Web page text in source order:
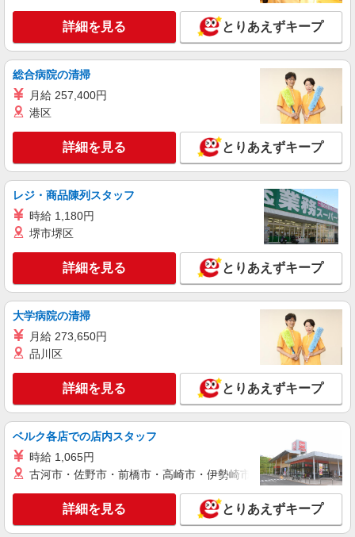
間市、飯能市、富士見市、和光市、嵐山町、川口
市）、 東京都に2店舗（大田区、板橋区） の店舗
があります。 状況によっては、店舗間異動もござ
いますので、その際は事前に相談に応じます。
詳細を見る とりあえずキープ
総合病院の清掃
月給 257,400円
港区
詳細を見る とりあえずキープ
レジ・商品陳列スタッフ
時給 1,180円
堺市堺区
詳細を見る とりあえずキープ
大学病院の清掃
月給 273,650円
品川区
詳細を見る とりあえずキープ
ベルク各店での店内スタッフ
時給 1,065円
古河市・佐野市・前橋市・高崎市・伊勢崎市・太田市・館林市
詳細を見る とりあえずキープ